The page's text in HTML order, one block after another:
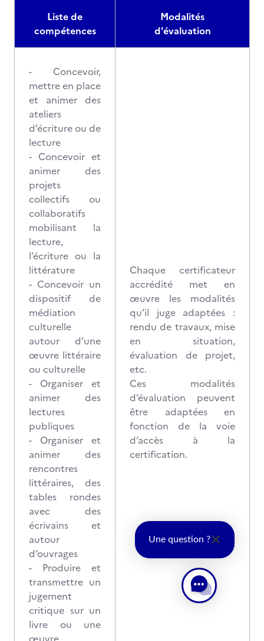
Liste de
compétences
Modalités
d'évaluation
- Concevoir,
mettre en place
et animer des
ateliers
d’écriture ou de
lecture
- Concevoir et
animer des
projets
collectifs ou
collaboratifs
mobilisant la
lecture,
l’écriture ou la
littérature
- Concevoir un
dispositif de
médiation
culturelle
autour d’une
œuvre littéraire
ou culturelle
- Organiser et
animer des
lectures
publiques
- Organiser et
animer des
rencontres
littéraires, des
tables rondes
avec des
écrivains et
autour
d’ouvrages
- Produire et
transmettre un
jugement
critique sur un
livre ou une
Chaque certificateur
accrédité met en
œuvre les modalités
qu’il juge adaptées :
rendu de travaux, mise
en situation,
évaluation de projet,
etc.
Ces modalités
d’évaluation peuvent
être adaptées en
fonction de la voie
d’accès à la
certification.
Une question ?